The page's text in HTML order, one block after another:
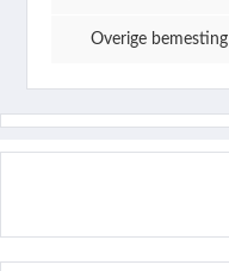
Overige bemesting